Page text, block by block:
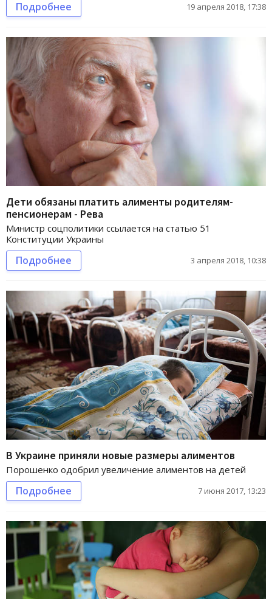
Подробнее 19 апреля 2018, 17:38
Дети обязаны платить алименты родителям-
пенсионерам - Рева
Министр соцполитики ссылается на статью 51
Конституции Украины
Подробнее 3 апреля 2018, 10:38
В Украине приняли новые размеры алиментов
Порошенко одобрил увеличение алиментов на детей
Подробнее 7 июня 2017, 13:23